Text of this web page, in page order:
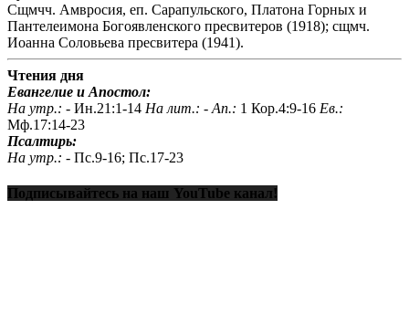
Сщмчч. Амвросия, еп. Сарапульского, Платона Горных и
Пантелеимона Богоявленского пресвитеров (1918); сщмч.
Иоанна Соловьева пресвитера (1941).
Чтения дня
Евангелие и Апостол:
На утр.: - Ин.21:1-14 На лит.: - Ап.: 1 Кор.4:9-16 Ев.:
Мф.17:14-23
Псалтирь:
На утр.: - Пс.9-16; Пс.17-23
Подписывайтесь на наш YouTube канал!